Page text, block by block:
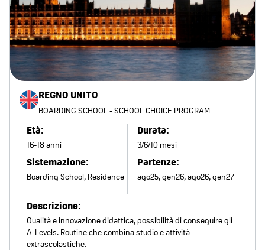
REGNO UNITO
BOARDING SCHOOL - SCHOOL CHOICE PROGRAM
Età:
16-18 anni
Sistemazione:
Boarding School, Residence
Durata:
3/6/10 mesi
Partenze:
ago25, gen26, ago26, gen27
Descrizione:
Qualità e innovazione didattica, possibilità di conseguire gli
A-Levels. Routine che combina studio e attività
extrascolastiche.